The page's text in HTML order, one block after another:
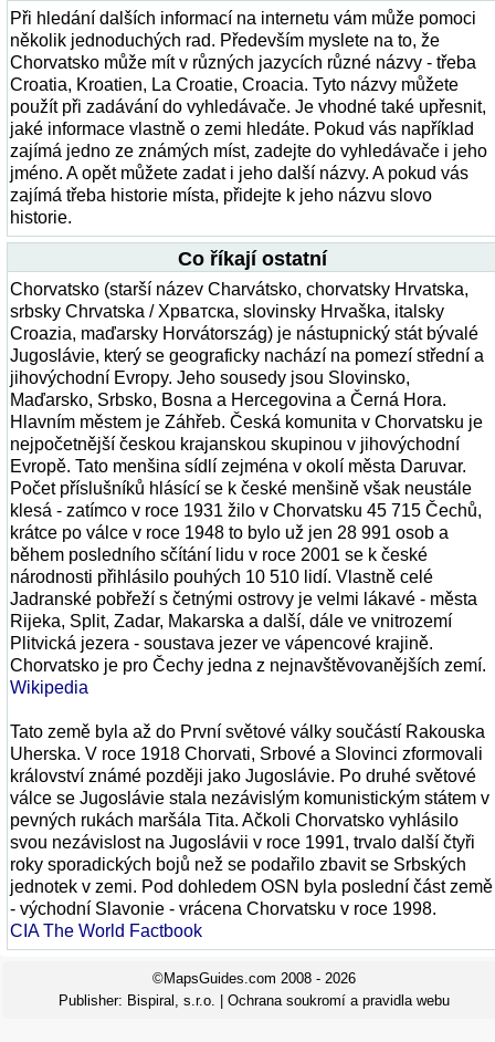
Při hledání dalších informací na internetu vám může pomoci
několik jednoduchých rad. Především myslete na to, že
Chorvatsko může mít v různých jazycích různé názvy - třeba
Croatia, Kroatien, La Croatie, Croacia. Tyto názvy můžete
použít při zadávání do vyhledávače. Je vhodné také upřesnit,
jaké informace vlastně o zemi hledáte. Pokud vás například
zajímá jedno ze známých míst, zadejte do vyhledávače i jeho
jméno. A opět můžete zadat i jeho další názvy. A pokud vás
zajímá třeba historie místa, přidejte k jeho názvu slovo
historie.
Co říkají ostatní
Chorvatsko (starší název Charvátsko, chorvatsky Hrvatska,
srbsky Chrvatska / Хрватска, slovinsky Hrvaška, italsky
Croazia, maďarsky Horvátország) je nástupnický stát bývalé
Jugoslávie, který se geograficky nachází na pomezí střední a
jihovýchodní Evropy. Jeho sousedy jsou Slovinsko,
Maďarsko, Srbsko, Bosna a Hercegovina a Černá Hora.
Hlavním městem je Záhřeb. Česká komunita v Chorvatsku je
nejpočetnější českou krajanskou skupinou v jihovýchodní
Evropě. Tato menšina sídlí zejména v okolí města Daruvar.
Počet příslušníků hlásící se k české menšině však neustále
klesá - zatímco v roce 1931 žilo v Chorvatsku 45 715 Čechů,
krátce po válce v roce 1948 to bylo už jen 28 991 osob a
během posledního sčítání lidu v roce 2001 se k české
národnosti přihlásilo pouhých 10 510 lidí. Vlastně celé
Jadranské pobřeží s četnými ostrovy je velmi lákavé - města
Rijeka, Split, Zadar, Makarska a další, dále ve vnitrozemí
Plitvická jezera - soustava jezer ve vápencové krajině.
Chorvatsko je pro Čechy jedna z nejnavštěvovanějších zemí.
Wikipedia
Tato země byla až do První světové války součástí Rakouska
Uherska. V roce 1918 Chorvati, Srbové a Slovinci zformovali
království známé později jako Jugoslávie. Po druhé světové
válce se Jugoslávie stala nezávislým komunistickým státem v
pevných rukách maršála Tita. Ačkoli Chorvatsko vyhlásilo
svou nezávislost na Jugoslávii v roce 1991, trvalo další čtyři
roky sporadických bojů než se podařilo zbavit se Srbských
jednotek v zemi. Pod dohledem OSN byla poslední část země
- východní Slavonie - vrácena Chorvatsku v roce 1998.
CIA The World Factbook
©MapsGuides.com 2008 - 2026
Publisher: Bispiral, s.r.o. Ochrana soukromí a pravidla webu